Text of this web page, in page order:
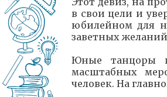
в свои цели и
юбилейном для
заветных
Юные танцоры
масштабных
человек. На